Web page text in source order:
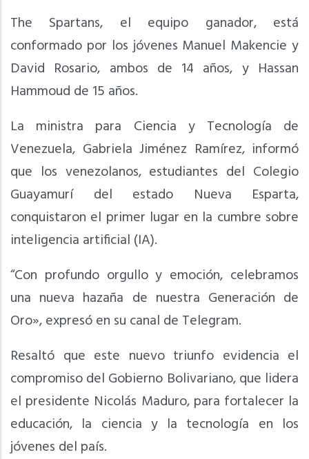
The Spartans, el equipo ganador, está
conformado por los jóvenes Manuel Makencie y
David Rosario, ambos de 14 años, y Hassan
Hammoud de 15 años.
La ministra para Ciencia y Tecnología de
Venezuela, Gabriela Jiménez Ramírez, informó
que los venezolanos, estudiantes del Colegio
Guayamurí del estado Nueva Esparta,
conquistaron el primer lugar en la cumbre sobre
inteligencia artificial (IA).
“Con profundo orgullo y emoción, celebramos
una nueva hazaña de nuestra Generación de
Oro», expresó en su canal de Telegram.
Resaltó que este nuevo triunfo evidencia el
compromiso del Gobierno Bolivariano, que lidera
el presidente Nicolás Maduro, para fortalecer la
educación, la ciencia y la tecnología en los
jóvenes del país.